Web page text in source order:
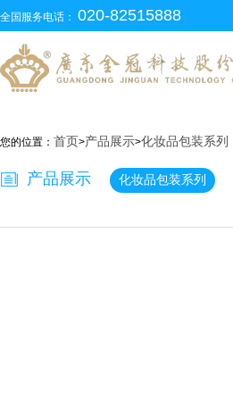
全国服务电话： 020-82515888
您的位置： 首页>产品展示>化妆品包装系列
产品展示 化妆品包装系列